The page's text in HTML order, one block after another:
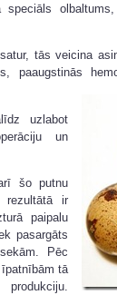
speciāls
tās veicina
paaugstinās
uzlabot
un
šo putnu
rezultātā ir
paipalu
pasargāts
Pēc
tā